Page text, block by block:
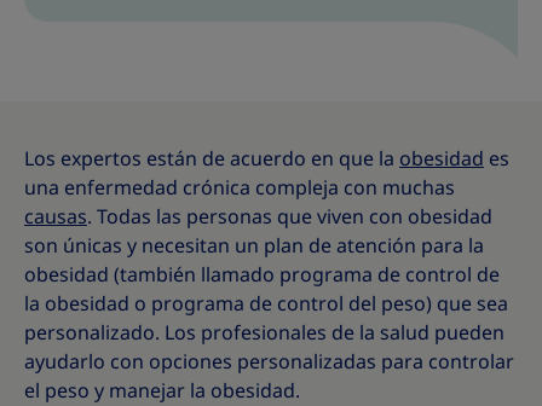
Los expertos están de acuerdo en que la obesidad es
una enfermedad crónica compleja con muchas
causas. Todas las personas que viven con obesidad
son únicas y necesitan un plan de atención para la
obesidad (también llamado programa de control de
la obesidad o programa de control del peso) que sea
personalizado. Los profesionales de la salud pueden
ayudarlo con opciones personalizadas para controlar
el peso y manejar la obesidad.